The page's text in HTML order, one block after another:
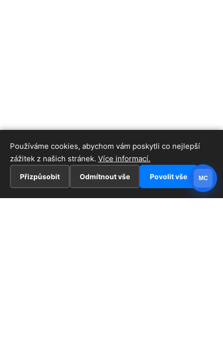
Používáme cookies, abychom vám poskytli co nejlepší
zážitek z našich stránek. Více informací.
Přizpůsobit Odmítnout vše Povolit vše MC